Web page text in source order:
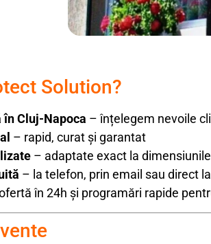
Solution?
în Cluj-Napoca – înțelegem nevoile
– rapid, curat și garantat
– adaptate exact la
– la telefon, prin email sau direct
în 24h și programări rapide